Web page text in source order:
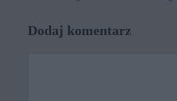
Dodaj komentarz